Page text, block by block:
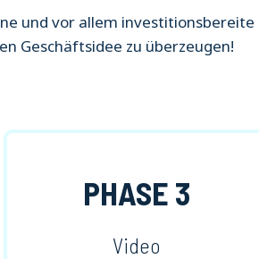
und vor allem investitionsbereite
Geschäftsidee zu überzeugen!
PHASE 3
Video